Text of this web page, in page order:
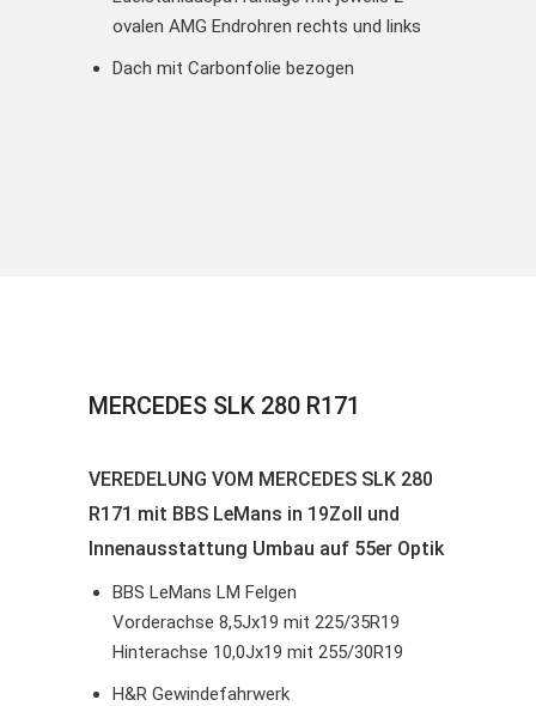
ovalen AMG Endrohren rechts und links
Dach mit Carbonfolie bezogen
MERCEDES SLK 280 R171
VEREDELUNG VOM MERCEDES SLK 280
R171 mit BBS LeMans in 19Zoll und
Innenausstattung Umbau auf 55er Optik
BBS LeMans LM Felgen
Vorderachse 8,5Jx19 mit 225/35R19
Hinterachse 10,0Jx19 mit 255/30R19
H&R Gewindefahrwerk